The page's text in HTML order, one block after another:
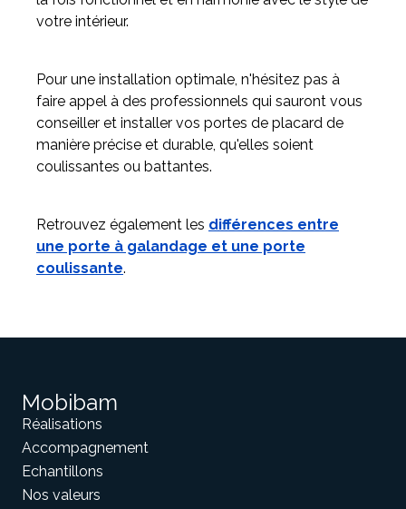
votre intérieur.
Pour une installation optimale, n'hésitez pas à
faire appel à des professionnels qui sauront vous
conseiller et installer vos portes de placard de
manière précise et durable, qu'elles soient
coulissantes ou battantes.
Retrouvez également les différences entre
une porte à galandage et une porte
coulissante.
Mobibam
Réalisations
Accompagnement
Echantillons
Nos valeurs